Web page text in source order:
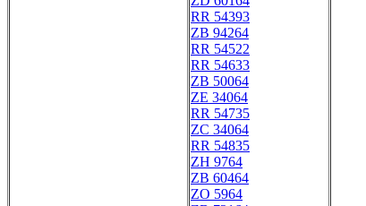
RR 54393
ZB 94264
RR 54522
RR 54633
ZB 50064
ZE 34064
RR 54735
ZC 34064
RR 54835
ZH 9764
ZB 60464
ZO 5964